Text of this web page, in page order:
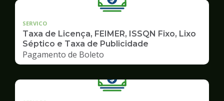
SERVICO
Taxa de Licença, FEIMER, ISSQN Fixo, Lixo
Séptico e Taxa de Publicidade
Pagamento de Boleto